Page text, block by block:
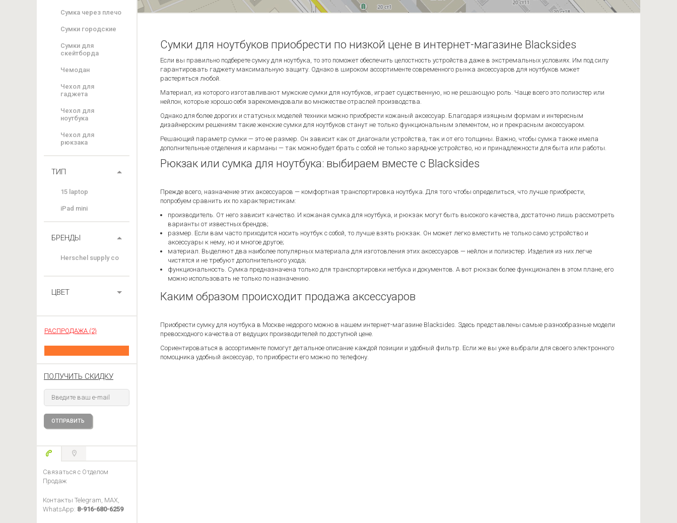
Сумка через плечо
Сумки городские
Сумки для
скейтборда
Чемодан
Чехол для
гаджета
Чехол для
ноутбука
Чехол для
рюкзака
ТИП
15 laptop
iPad mini
БРЕНДЫ
Herschel supply co
ЦВЕТ
РАСПРОДАЖА (2)
ПОЛУЧИТЬ СКИДКУ
Связаться с Отделом
Продаж
Контакты Telegram, MAX,
WhatsApp: 8-916-680-6259
Сумки для ноутбуков приобрести по низкой цене в интернет-магазине Blacksides
Если вы правильно подберете сумку для ноутбука, то это поможет обеспечить целостность устройства даже в экстремальных условиях. Им под силу
гарантировать гаджету максимальную защиту. Однако в широком ассортименте современного рынка аксессуаров для ноутбуков может
растеряться любой.
Материал, из которого изготавливают мужские сумки для ноутбуков, играет существенную, но не решающую роль. Чаще всего это полиэстер или
нейлон, которые хорошо себя зарекомендовали во множестве отраслей производства.
Однако для более дорогих и статусных моделей техники можно приобрести кожаный аксессуар. Благодаря изящным формам и интересным
дизайнерским решениям такие женские сумки для ноутбуков станут не только функциональным элементом, но и прекрасным аксессуаром.
Решающий параметр сумки — это ее размер. Он зависит как от диагонали устройства, так и от его толщины. Важно, чтобы сумка также имела
дополнительные отделения и карманы — так можно будет брать с собой не только зарядное устройство, но и принадлежности для быта или работы.
Рюкзак или сумка для ноутбука: выбираем вместе с Blacksides
Прежде всего, назначение этих аксессуаров — комфортная транспортировка ноутбука. Для того чтобы определиться, что лучше приобрести,
попробуем сравнить их по характеристикам:
производитель. От него зависит качество. И кожаная сумка для ноутбука, и рюкзак могут быть высокого качества, достаточно лишь рассмотреть
варианты от известных брендов;
размер. Если вам часто приходится носить ноутбук с собой, то лучше взять рюкзак. Он может легко вместить не только само устройство и
аксессуары к нему, но и многое другое;
материал. Выделяют два наиболее популярных материала для изготовления этих аксессуаров — нейлон и полиэстер. Изделия из них легче
чистятся и не требуют дополнительного ухода;
функциональность. Сумка предназначена только для транспортировки нетбука и документов. А вот рюкзак более функционален в этом плане, его
можно использовать не только по назначению.
Каким образом происходит продажа аксессуаров
Приобрести сумку для ноутбука в Москве недорого можно в нашем интернет-магазине Blacksides. Здесь представлены самые разнообразные модели
превосходного качества от ведущих производителей по доступной цене.
Сориентироваться в ассортименте помогут детальное описание каждой позиции и удобный фильтр. Если же вы уже выбрали для своего электронного
помощника удобный аксессуар, то приобрести его можно по телефону.